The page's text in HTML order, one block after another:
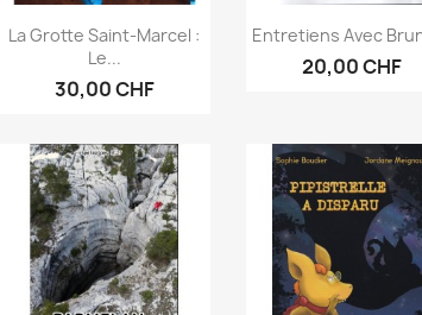
Aperçu rapide
La Grotte Saint-Marcel :
Le...
30,00 CHF
Aperçu
Entretiens Avec
20,00 CHF